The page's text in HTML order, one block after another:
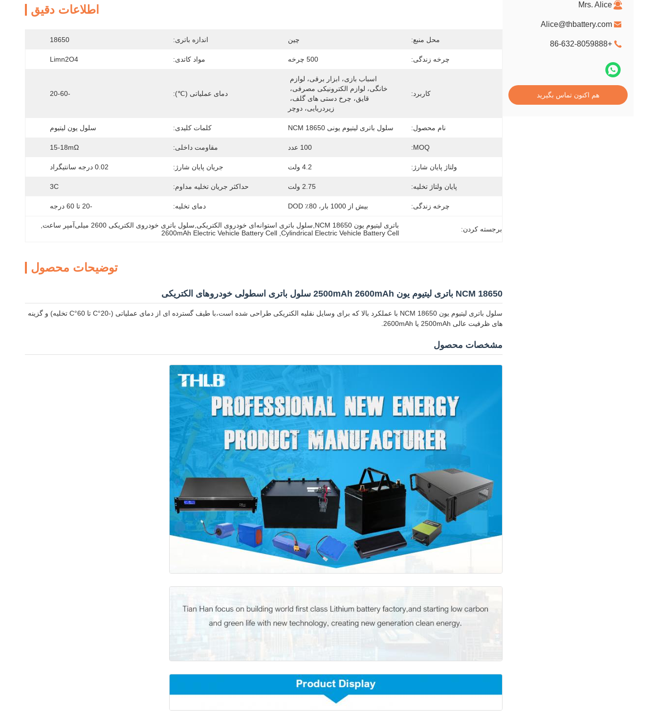
Mrs. Alice
Alice@thbattery.com
+86-632-8059888
هم اکنون تماس بگیرید
اطلاعات دقیق
محل منبع: چین اندازه باتری: 18650
چرخه زندگی: 500 چرخه مواد کاتدی: Limn2O4
کاربرد:
زیردریایی، دوچر
دمای عملیاتی (℃): -20-60
نام محصول: سلول باتری لیتیوم یونی NCM 18650 کلمات کلیدی: سلول یون لیتیوم
MOQ: 100 عدد مقاومت داخلی: 15-18mΩ
ولتاژ پایان شارژ: 4.2 ولت جریان پایان شارژ: 0.02 درجه سانتیگراد
پایان ولتاژ تخلیه: 2.75 ولت حداکثر جریان تخلیه مداوم: 3C
چرخه زندگی: بیش از 1000 بار، 80٪ DOD دمای تخلیه: -20 تا 60 درجه
برجسته کردن: باتری لیتیوم یون NCM 18650,سلول باتری استوانه‌ای خودروی الکتریکی,سلول باتری خودروی الکتریکی 2600 میلی‌آمپر ساعت
Cylindrical Electric Vehicle Battery Cell
,
2600mAh Electric Vehicle Battery Cell
توضیحات محصول
NCM 18650 باتری لیتیوم یون 2500mAh 2600mAh سلول باتری اسطولی خودروهای الکتریکی
سلول باتری لیتیوم یون NCM 18650 با عملکرد بالا که برای وسایل نقلیه الکتریکی طراحی شده است،با طیف گسترده ای از دمای عملیاتی (-20°C تا 60°C تخلیه) و گزینه
های ظرفیت عالی 2500mAh یا 2600mAh.
مشخصات محصول